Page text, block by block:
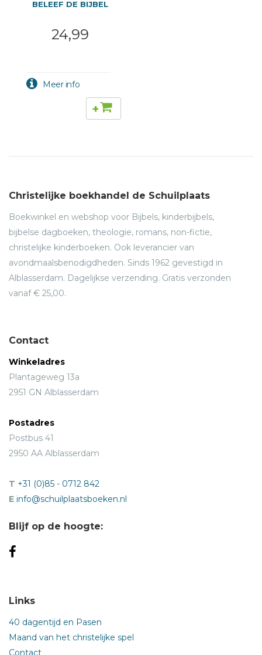
BELEEF DE BIJBEL
24,99
+
Christelijke boekhandel de Schuilplaats
Boekwinkel en webshop voor Bijbels, kinderbijbels,
bijbelse dagboeken, theologie, romans, non-fictie,
christelijke kinderboeken. Ook leverancier van
avondmaalsbenodigdheden. Sinds 1962 gevestigd in
Alblasserdam. Dagelijkse verzending. Gratis verzonden
vanaf € 25,00.
Contact
Winkeladres
Plantageweg 13a
2951 GN Alblasserdam
Postadres
Postbus 41
2950 AA Alblasserdam
T +31 (0)85 - 0712 842
E info@schuilplaatsboeken.nl
Blijf op de hoogte:
Links
40 dagentijd en Pasen
Maand van het christelijke spel
Contact